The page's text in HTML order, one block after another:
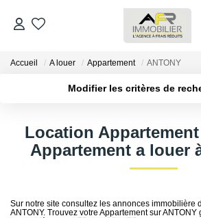
ACHETER
ESTIMER
Accueil A louer Appartement ANTONY
Modifier les critères de
Sélectionnez...
Type de bien
Surface min
Créer une alerte
Location Appartement
Appartement a louer
Sur notre site consultez les annonces immobilière
ANTONY. Trouvez votre Appartement sur